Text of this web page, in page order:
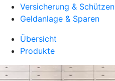
Versicherung & Schützen
Geldanlage & Sparen
Übersicht
Produkte